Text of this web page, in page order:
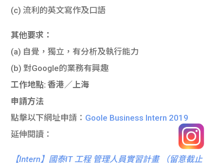
(c) 流利的英文寫作及口語
其他要求：
(a) 自覺，獨立，有分析及執行能力
(b) 對Google的業務有興趣
工作地點: 香港／上海
申請方法
點擊以下網址申請： Goole Business Intern 2019
延伸閱讀：
【Intern】國泰IT 工程 管理人員實習計畫 （留意截止